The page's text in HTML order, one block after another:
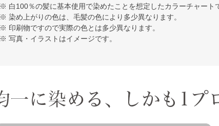
※ 白100％の髪に基本使用で染めたことを想定したカラーチャート
※ 染め上がりの色は、毛髪の色により多少異なります。
※ 印刷物ですので実際の色とは多少異なります。
※ 写真・イラストはイメージです。